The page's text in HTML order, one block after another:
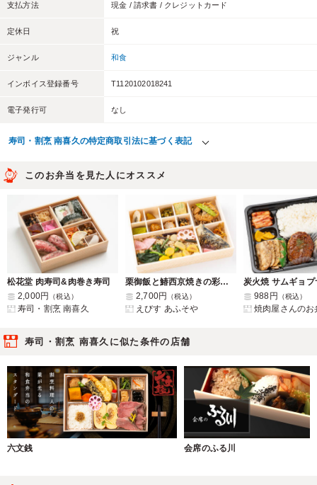
支払方法 現金 / 請求書 / クレジットカード
定休日 祝
ジャンル 和食
インボイス登録番号 T1120102018241
電子発行可 なし
寿司・割烹 南喜久の特定商取引法に基づく表記
このお弁当を見た人にオススメ
松花堂 肉寿司&肉巻き寿司
2,000円
（税込）
寿司・割烹 南喜久
栗御飯と鰆西京焼きの彩り御膳
2,700円
（税込）
えびす あふそや
988円 （税込）
焼肉屋さんのお
寿司・割烹 南喜久に似た条件の店舗
六文銭 会席のふる川